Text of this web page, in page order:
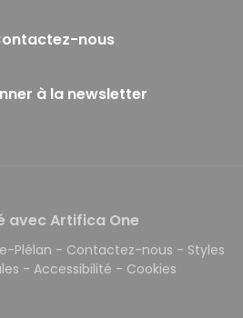
nous
à la newsletter
avec Artifica One
Plélan - Contactez-nous - Styles
- Accessibilité - Cookies